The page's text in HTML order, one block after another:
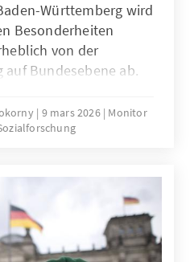
Württemberg wird
Besonderheiten
von der
Bundesebene ab.
auf die
die wesentlichen
Umfragen im
der
politischen
erläutert.
9 mars 2026 Monitor